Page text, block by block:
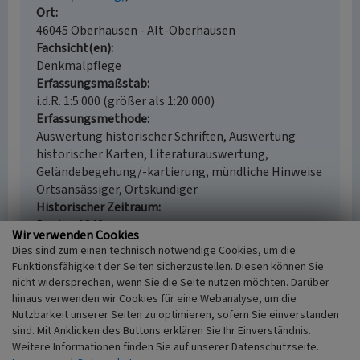
Ort
46045 Oberhausen - Alt-Oberhausen
Fachsicht(en)
Denkmalpflege
Erfassungsmaßstab
i.d.R. 1:5.000 (größer als 1:20.000)
Erfassungsmethode
Auswertung historischer Schriften, Auswertung
historischer Karten, Literaturauswertung,
Geländebegehung/-kartierung, mündliche Hinweise
Ortsansässiger, Ortskundiger
Historischer Zeitraum
Beginn 1843
Empfohlene Zitierweise
Urheberrechtlicher Hinweis
Der hier präsentierte Inhalt ist urheberrechtlich
Wir verwenden Cookies
Dies sind zum einen technisch notwendige Cookies, um die
Funktionsfähigkeit der Seiten sicherzustellen. Diesen können Sie
nicht widersprechen, wenn Sie die Seite nutzen möchten. Darüber
hinaus verwenden wir Cookies für eine Webanalyse, um die
Nutzbarkeit unserer Seiten zu optimieren, sofern Sie einverstanden
sind. Mit Anklicken des Buttons erklären Sie Ihr Einverständnis.
Weitere Informationen finden Sie auf unserer Datenschutzseite.